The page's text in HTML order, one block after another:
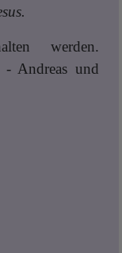
werden.
- Andreas und